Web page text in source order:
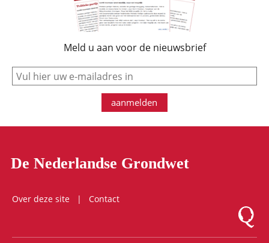
Meld u aan voor de nieuwsbrief
e-mail
aanmelden
De Nederlandse Grondwet
Over deze site
Contact
Logo